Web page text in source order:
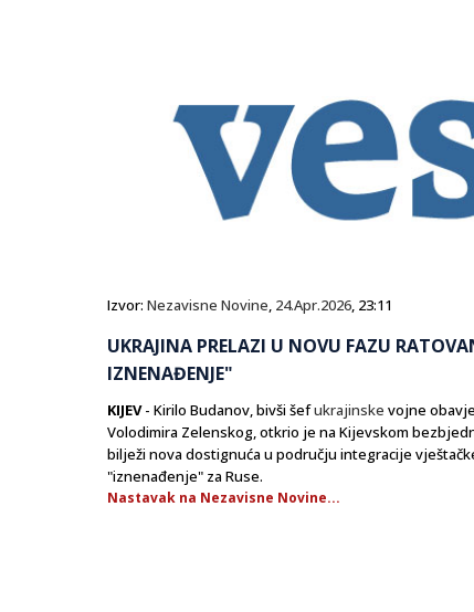
Izvor: Nezavisne Novine, 24.Apr.2026, 23:11
UKRAJINA PRELAZI U NOVU FAZU
IZNENAĐENJE"
KIJEV- Kirilo Budanov, bivši šefukrajinske vojne
Volodimira Zelenskog, otkrio je na Kijevskom
bilježi nova dostignuća u području integracije
"iznenađenje" za Ruse.
Nastavak na Nezavisne Novine...